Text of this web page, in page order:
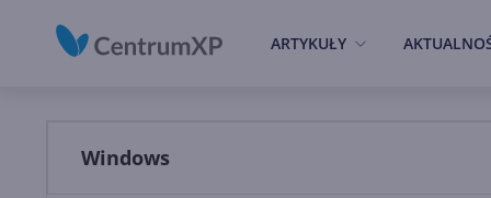
ARTYKUŁY
Windows